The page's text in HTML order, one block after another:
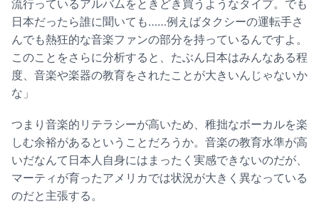
流行っているアルバムをときどき買うようなタイプ。でも
日本だったら誰に聞いても……例えばタクシーの運転手さ
んでも熱狂的な音楽ファンの部分を持っているんですよ。
このことをさらに分析すると、たぶん日本はみんなある程
度、音楽や楽器の教育をされたことが大きいんじゃないか
な」
つまり音楽的リテラシーが高いため、稚拙なボーカルを楽
しむ余裕があるということだろうか。音楽の教育水準が高
いだなんて日本人自身にはまったく実感できないのだが、
マーティが育ったアメリカでは状況が大きく異なっている
のだと主張する。